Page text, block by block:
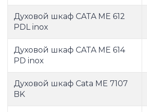
Духовой шкаф CATA ME 612
PDL inox
Духовой шкаф CATA ME 614
PD inox
Духовой шкаф Cata ME 7107
BK